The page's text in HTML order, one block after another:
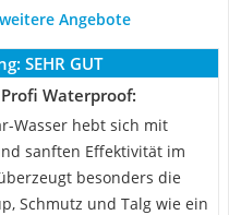
Angebote
SEHR GUT
Waterproof:
Wasser hebt sich mit
sanften Effektivität im
besonders die
Schmutz und Talg wie ein